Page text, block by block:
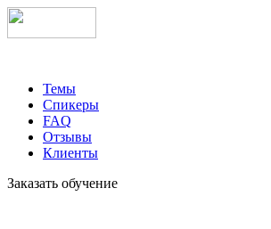
Темы
Спикеры
FAQ
Отзывы
Клиенты
Заказать обучение